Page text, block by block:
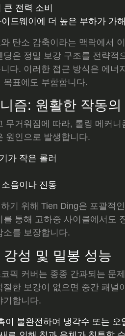
큰 전력 소비
드웨이에 더 높은 부하가 가
탄소 감축이라는 맥락에서
딩은 정밀 보강 구조를 전략적
다. 이러한 접근 방식은 에너
목표에도 부합합니다.
즘: 원활한 작동의
무거워짐에 따라, 롤링 메커
원인으로 발생합니다.
가 작은 롤러
음이나 진동
기 위해 Tien Ding은 포괄적
를 통해 고하중 사이클에서도
소를 보장합니다.
성 및 밀봉 성능
픽 커버는 종종 간과되는 문
절한 보강이 없으면 중간 패널
기합니다.
이 불완전하여 냉각수 또는 오